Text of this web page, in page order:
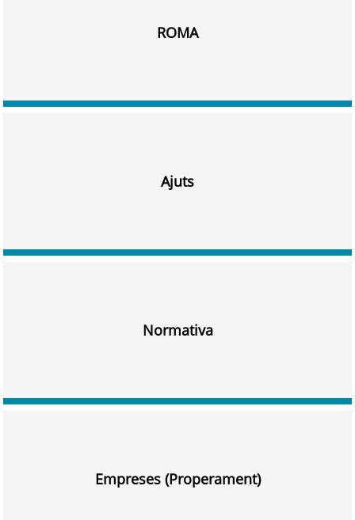
ROMA
Ajuts
Normativa
Empreses (Properament)